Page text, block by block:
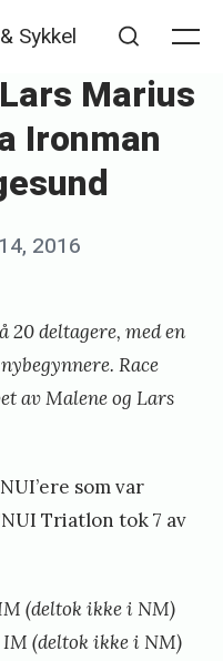
Sykkel
Marius
Ironman
2016
K
j
e
l
e
deltagere, med en
Race
av Malene og Lars
som var
Triatlon tok 7 av
(deltok ikke i NM)
(deltok ikke i NM)